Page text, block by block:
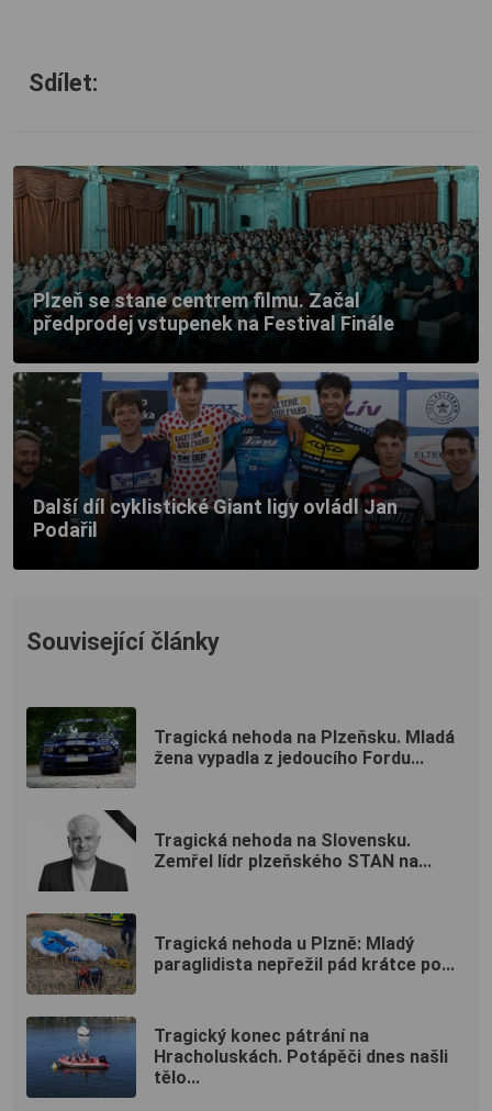
Sdílet:
Plzeň se stane centrem filmu. Začal
předprodej vstupenek na Festival Finále
Další díl cyklistické Giant ligy ovládl Jan
Podařil
Související články
Tragická nehoda na Plzeňsku. Mladá
žena vypadla z jedoucího Fordu...
Tragická nehoda na Slovensku.
Zemřel lídr plzeňského STAN na...
Tragická nehoda u Plzně: Mladý
paraglidista nepřežil pád krátce po...
Tragický konec pátrání na
Hracholuskách. Potápěči dnes našli
tělo...